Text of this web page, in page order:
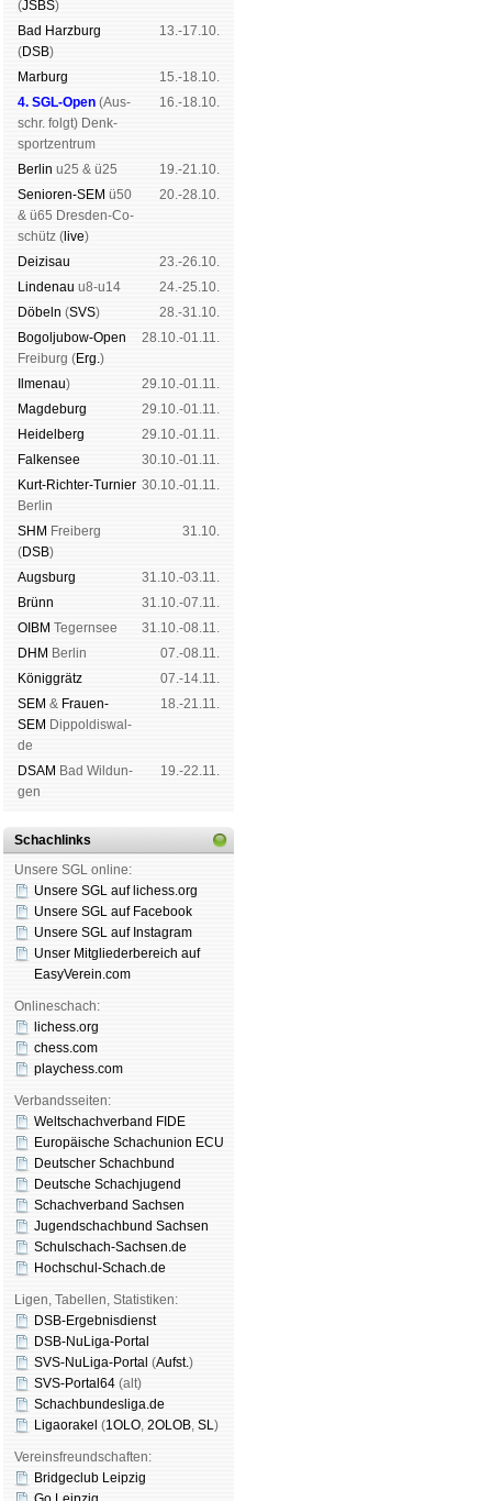
(JSBS)
Bad Harz­burg
(DSB)
13.-17.10.
Mar­burg
15.-18.10.
4. SGL-Open (Aus­
schr. folgt) Denk­
sport­zen­trum
16.-18.10.
Ber­lin u25 & ü25
19.-21.10.
Senioren-SEM ü50
& ü65 Dres­den-Co­
schütz ( live)
20.-28.10.
Dei­zi­sau
23.-26.10.
Lin­de­nau u8-u14
24.-25.10.
Dö­beln (SVS)
28.-31.10.
Bogoljubow-Open
Frei­burg (Erg.)
28.10.-01.11.
Il­me­nau)
29.10.-01.11.
Mag­de­burg
29.10.-01.11.
Hei­del­berg
29.10.-01.11.
Fal­ken­see
30.10.-01.11.
Kurt-Rich­ter-Tur­nier
Ber­lin
30.10.-01.11.
SHM Frei­berg
(DSB)
31.10.
Augs­burg
31.10.-03.11.
Brünn
31.10.-07.11.
OIBM Tegern­see
31.10.-08.11.
DHM Ber­lin
07.-08.11.
König­grätz
07.-14.11.
SEM & Frauen-
SEM Dip­pol­dis­wal­
de
18.-21.11.
DSAM Bad Wil­dun­
gen
19.-22.11.
Schachlinks
Unsere SGL online:
Unsere SGL auf li­chess.org
Unsere SGL auf Face­book
Unsere SGL auf Insta­gram
Unser Mitgliederbereich auf
EasyVerein.com
Onlineschach:
lichess.org
chess.com
playchess.com
Verbandsseiten:
Weltschachverband FIDE
Europäische Schachunion ECU
Deutscher Schachbund
Deutsche Schachjugend
Schachverband Sachsen
Jugendschachbund Sachsen
Schulschach-Sachsen.de
Hochschul-Schach.de
Ligen, Tabellen, Statistiken:
DSB-Ergebnisdienst
DSB-NuLiga-Portal
SVS-NuLiga-Portal (Aufst.)
SVS-Portal64 (alt)
Schachbundesliga.de
Ligaorakel (1OLO, 2OLOB, SL)
Vereinsfreundschaften:
Bridgeclub Leipzig